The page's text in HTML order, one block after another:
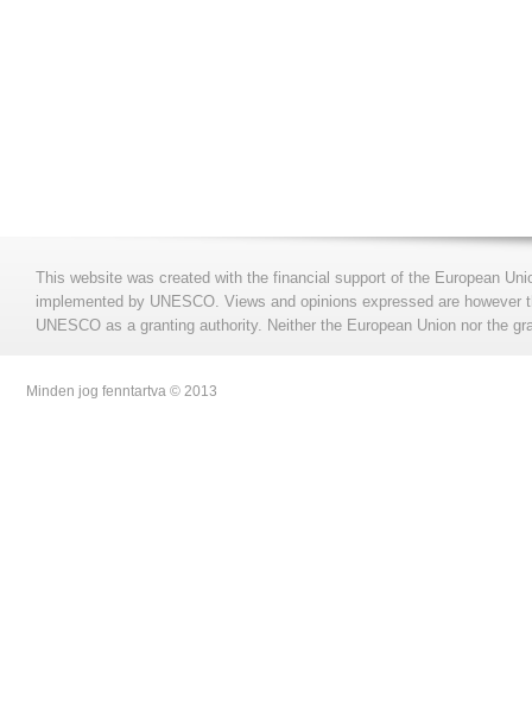
This website was created with the financial support of the European
implemented by UNESCO. Views and opinions expressed are
UNESCO as a granting authority. Neither the European Union nor the
Minden jog fenntartva © 2013